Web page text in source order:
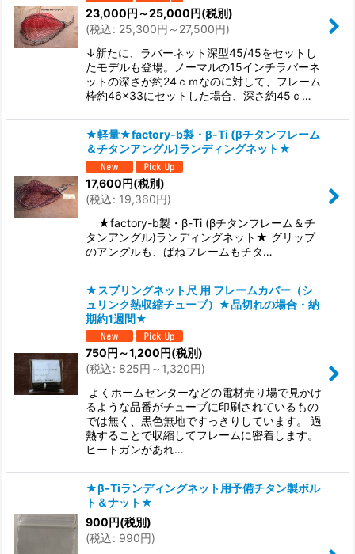
23,000円 ～25,000円(税別)
(税込: 25,300円 ～27,500円)
↓新たに、ラバーネット深型45/45をセットし
たモデルも登場。ノーマルの15インチラバーネ
ットの深さが約24ｃｍなのに対して、フレーム
枠約46×33にセットした場合、深さ約45ｃ…
★軽量★factory-b製・β-Ti (βチタンフレーム
＆チタンアングル)ランディングネット★
17,600円(税別)
(税込: 19,360円)
★factory-b製・β-Ti (βチタンフレーム＆チ
タンアングル)ランディングネット★ グリップ
のアングルも、ばねフレームもチタ…
★スプリングネット尺 用 フレームカバー（シ
ュリンク熱収縮チューブ）★品切れの場合・納
期約1週間★
750円 ～1,200円(税別)
(税込: 825円 ～1,320円)
よくホームセンターなどの電材売り場で見かけ
るような品番がチューブに印刷されているもの
では無く、黒色無地ですっきりしています。 過
熱することで収縮してフレームに密着します。
ヒートガンがあれ…
★β-Tiランディングネット用予備チタン製ボル
ト＆ナット★
900円(税別)
(税込: 990円)